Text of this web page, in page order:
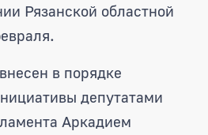
Рязанской областной
в порядке
депутатами
Аркадием